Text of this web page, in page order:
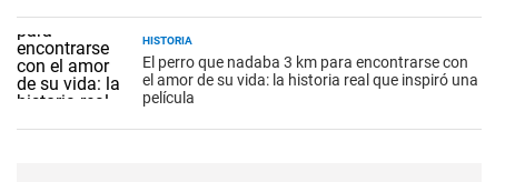
HISTORIA
El perro que nadaba 3 km para encontrarse con
el amor de su vida: la historia real que inspiró una
película